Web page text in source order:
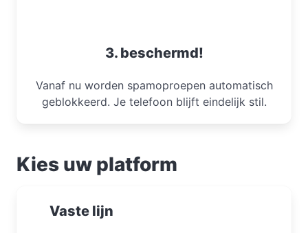
3. beschermd!
Vanaf nu worden spamoproepen automatisch
geblokkeerd. Je telefoon blijft eindelijk stil.
Kies uw platform
Vaste lijn